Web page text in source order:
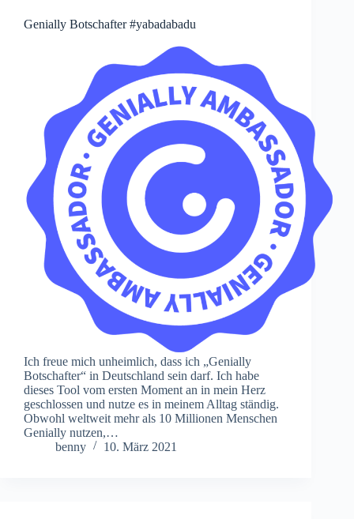
Genially Botschafter #yabadabadu
Ich freue mich unheimlich, dass ich „Genially
Botschafter“ in Deutschland sein darf. Ich habe
dieses Tool vom ersten Moment an in mein Herz
geschlossen und nutze es in meinem Alltag ständig.
Obwohl weltweit mehr als 10 Millionen Menschen
Genially nutzen,…
benny
10. März 2021